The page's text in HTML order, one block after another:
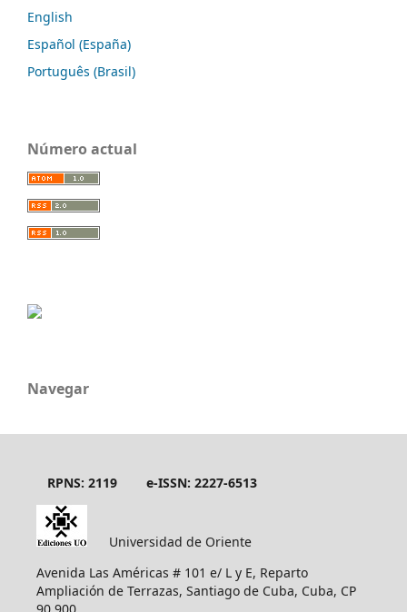
English
Español (España)
Português (Brasil)
Número actual
Navegar
RPNS: 2119 e-ISSN: 2227-6513
Universidad de Oriente
Avenida Las Américas # 101 e/ L y E, Reparto
Ampliación de Terrazas, Santiago de Cuba, Cuba, CP